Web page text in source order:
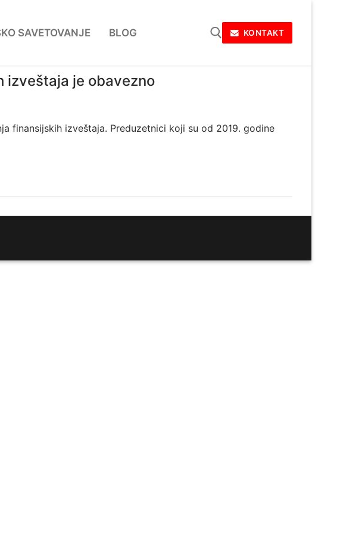
SAVETOVANJE BLOG
Тражи за:
KONTAKT
izveštaja je obavezno
finansijskih izveštaja. Preduzetnici koji su od 2019. godine